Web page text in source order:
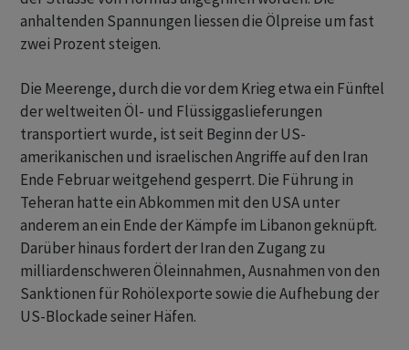
anhaltenden Spannungen liessen die Ölpreise um fast
zwei Prozent steigen.
Die Meerenge, durch die vor dem Krieg etwa ein Fünftel
der weltweiten ​Öl- und ​Flüssiggaslieferungen
transportiert wurde, ist seit Beginn der US-
amerikanischen und israelischen ⁠Angriffe auf den Iran
Ende Februar weitgehend gesperrt. Die Führung in
Teheran hatte ein ​Abkommen mit den USA unter
⁠anderem an ein Ende der Kämpfe im Libanon geknüpft.
Darüber hinaus fordert der Iran den Zugang zu
milliardenschweren Öleinnahmen, Ausnahmen von ‌den
Sanktionen für Rohölexporte sowie die Aufhebung der
US-Blockade seiner Häfen.